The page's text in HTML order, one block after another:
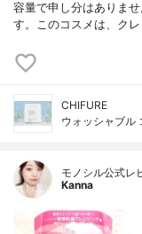
容量で申し分はありま
す。このコスメは、ク
CHIFURE
ウォッシャブル
モノシル公式レ
Kanna